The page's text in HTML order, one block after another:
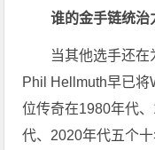
谁的金手链统治
当其他选手还在
Phil Hellmuth早已
位传奇在1980年代
代、2020年代五个